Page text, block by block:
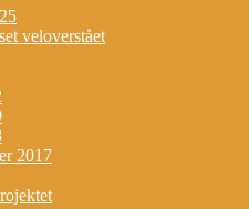
veloverstået
2017